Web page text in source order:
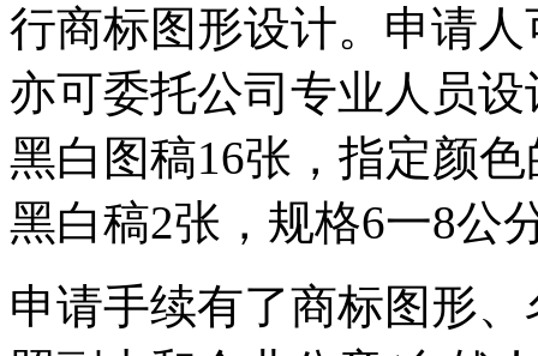
行商标图形设计。申请
亦可委托公司专业人员
黑白图稿16张，指定颜
黑白稿2张，规格6一8公
申请手续有了商标图形